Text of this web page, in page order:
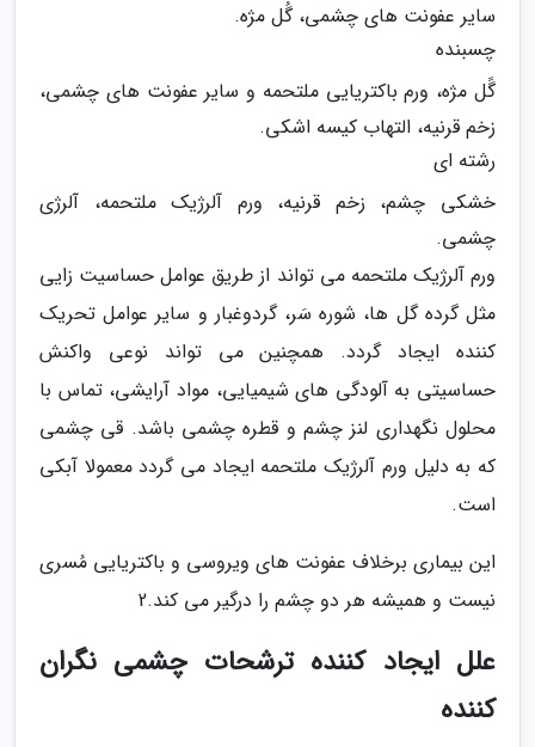
سایر عفونت های چشمی، گُل مژه.
چسبنده
گًل مژه، ورم باکتریایی ملتحمه و سایر عفونت های چشمی،
زخم قرنیه، التهاب کیسه اشکی.
رشته ای
خشکی چشم، زخم قرنیه، ورم آلرژیک ملتحمه، آلرژی
چشمی.
ورم آلرژیک ملتحمه می تواند از طریق عوامل حساسیت زایی
مثل گرده گل ها، شوره سَر، گردوغبار و سایر عوامل تحریک
کننده ایجاد گردد. همچنین می تواند نوعی واکنش
حساسیتی به آلودگی های شیمیایی، مواد آرایشی، تماس با
محلول نگهداری لنز چشم و قطره چشمی باشد. قی چشمی
که به دلیل ورم آلرژیک ملتحمه ایجاد می گردد معمولا آبکی
است.
این بیماری برخلاف عفونت های ویروسی و باکتریایی مُسری
نیست و همیشه هر دو چشم را درگیر می کند.2
علل ایجاد کننده ترشحات چشمی نگران
کننده